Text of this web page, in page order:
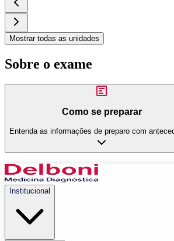
Mostrar todas as unidades
Sobre o exame
Como se preparar
Entenda as informações de preparo com
Institucional